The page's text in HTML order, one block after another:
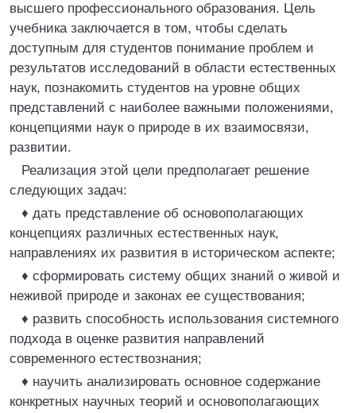
высшего профессионального образования. Цель
учебника заключается в том, чтобы сделать
доступным для студентов понимание проблем и
результатов исследований в области естественных
наук, познакомить студентов на уровне общих
представлений с наиболее важными положениями,
концепциями наук о природе в их взаимосвязи,
развитии.
Реализация этой цели предполагает решение
следующих задач:
♦ дать представление об основополагающих
концепциях различных естественных наук,
направлениях их развития в историческом аспекте;
♦ сформировать систему общих знаний о живой и
неживой природе и законах ее существования;
♦ развить способность использования системного
подхода в оценке развития направлений
современного естествознания;
♦ научить анализировать основное содержание
конкретных научных теорий и основополагающих